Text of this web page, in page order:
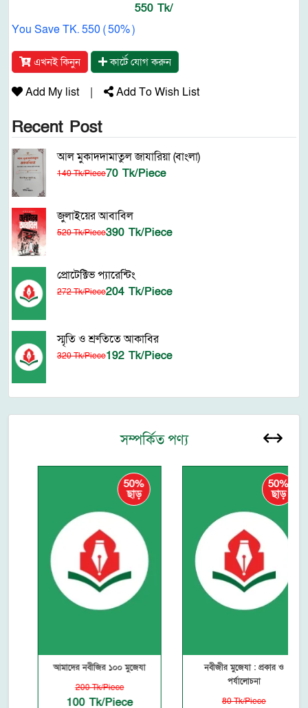
550 Tk/
You Save TK. 550 ( 50% )
এখনই কিনুন কার্টে যোগ করুন
Add My list | Add To Wish List
Recent Post
আল মুকাদদামাতুল জাযারিয়া (বাংলা)
140 Tk/Piece70 Tk/Piece
জুলাইয়ের আবাবিল
520 Tk/Piece390 Tk/Piece
প্রোটেক্টিভ প্যারেন্টিং
272 Tk/Piece204 Tk/Piece
স্মৃতি ও শ্রুতিতে আকাবির
320 Tk/Piece192 Tk/Piece
সম্পর্কিত পণ্য
50%
ছাড়
আমাদের নবীজির ১০০ মুজেযা
200 Tk/Piece
100 Tk/Piece
50%
ছাড়
নবীজীর মুজেযা : প্রকার ও
পর্যালোচনা
80 Tk/Piece